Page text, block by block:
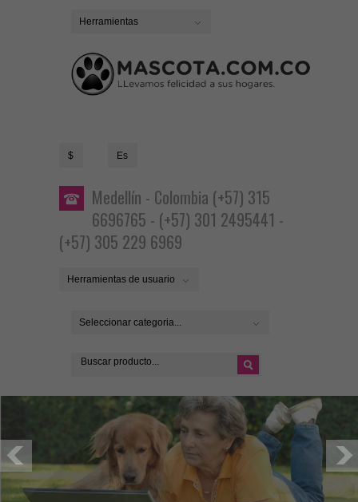
Herramientas
$ Es
Medellín - Colombia (+57) 315
6696765 - (+57) 301 2495441 -
(+57) 305 229 6969
Herramientas de usuario
Seleccionar categoria...